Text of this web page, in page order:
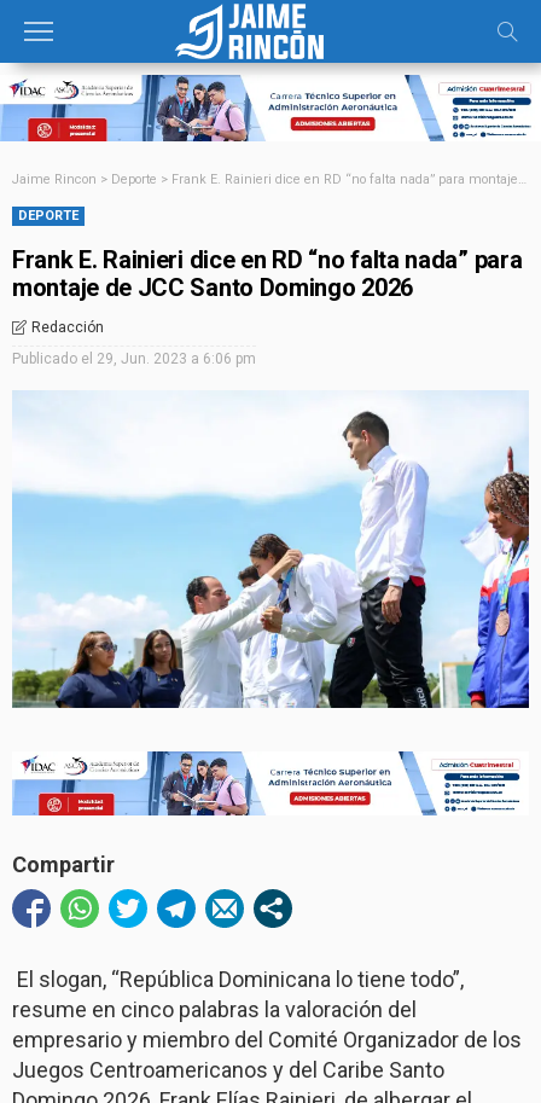
Jaime Rincon > Deporte > Frank E. Rainieri dice en RD “no falta nada” para montaje de JCC Santo Domingo 2026
DEPORTE
Frank E. Rainieri dice en RD “no falta nada” para
montaje de JCC Santo Domingo 2026
Redacción
Publicado el 29, Jun. 2023 a 6:06 pm
Compartir
El slogan, “República Dominicana lo tiene todo”,
resume en cinco palabras la valoración del
empresario y miembro del Comité Organizador de los
Juegos Centroamericanos y del Caribe Santo